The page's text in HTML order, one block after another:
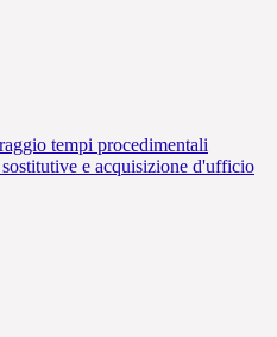
tempi procedimentali
e acquisizione d'ufficio